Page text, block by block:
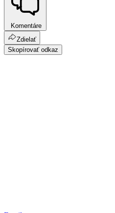
Komentáre
Zdielať
Skopírovať odkaz